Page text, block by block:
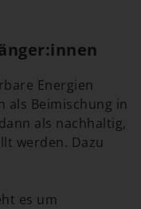
Energien
als Beimischung in
als nachhaltig,
werden. Dazu
es um